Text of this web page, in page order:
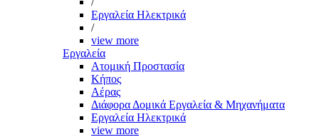
Εργαλεία Ηλεκτρικά
/
view more
Εργαλεία
Aτομική Προστασία
Kήπος
Αέρας
Διάφορα Δομικά Εργαλεία & Μηχανήματα
Εργαλεία Ηλεκτρικά
view more